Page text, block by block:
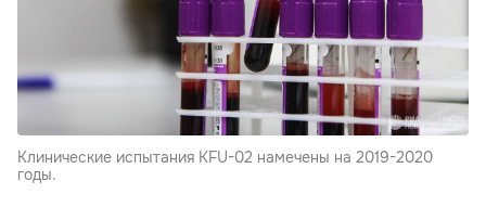
Клинические испытания KFU-02 намечены на 2019-2020
годы.